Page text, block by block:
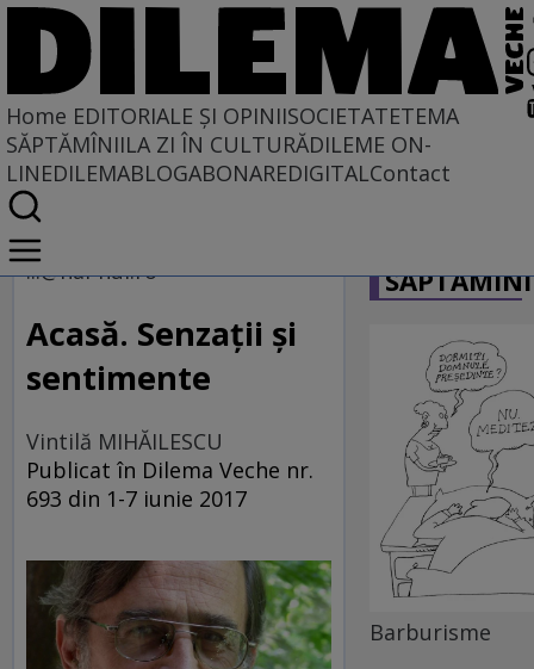
Home EDITORIALE ȘI OPINIISOCIETATETEMA
SĂPTĂMÎNIILA ZI ÎN CULTURĂDILEME ON-
LINEDILEMABLOGABONAREDIGITALContact
Home
EDITORIALE ȘI OPINII
SITUAȚIUNEA
...@hai-hui.ro
Acasă. Senzaţii şi
sentimente
Vintilă MIHĂILESCU
Publicat în Dilema Veche nr.
693 din 1-7 iunie 2017
Barburisme